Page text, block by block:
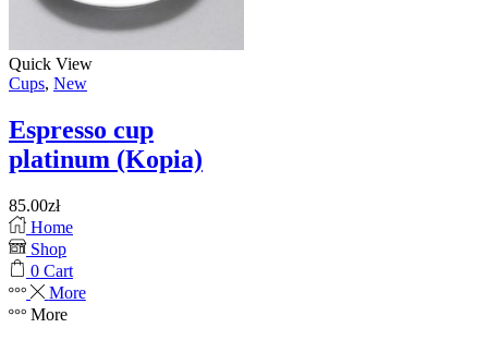
Quick View
Cups, New
Espresso cup
platinum (Kopia)
85.00zł
Home
Shop
0 Cart
More
More